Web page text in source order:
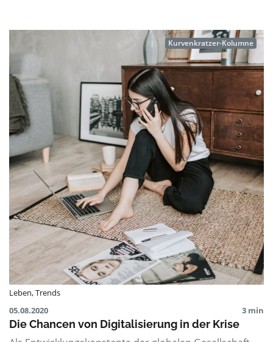
Kurvenkratzer-Kolumne
Leben,Trends
05.08.2020
3 min
Die Chancen von Digitalisierung in der Krise